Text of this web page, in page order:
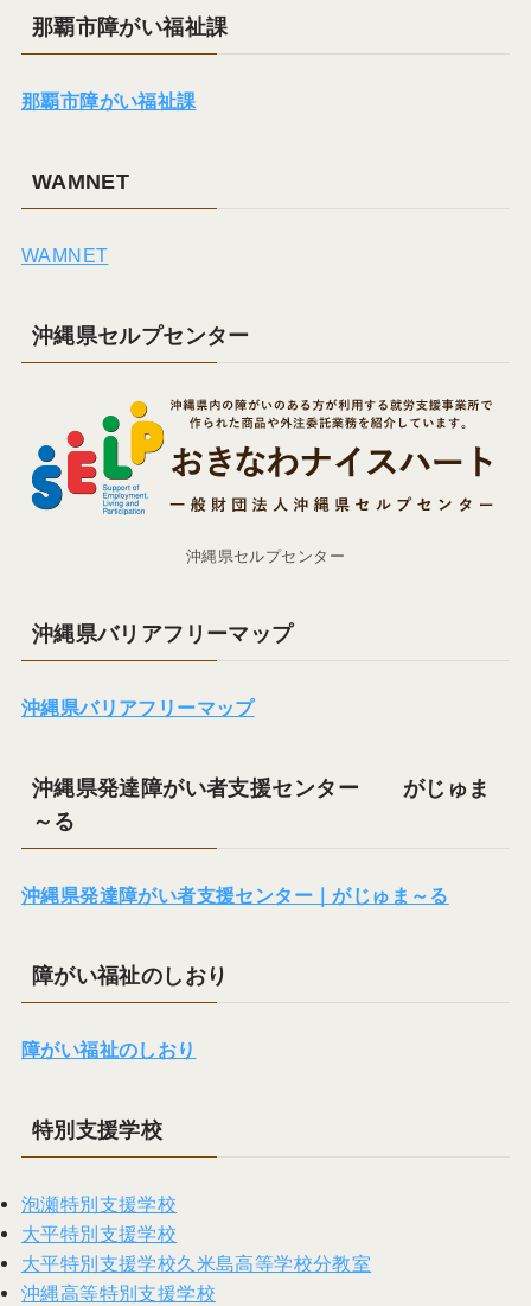
那覇市障がい福祉課
那覇市障がい福祉課
WAMNET
WAMNET
沖縄県セルプセンター
沖縄県セルプセンター
沖縄県バリアフリーマップ
沖縄県バリアフリーマップ
沖縄県発達障がい者支援センター がじゅま
～る
沖縄県発達障がい者支援センター｜がじゅま～る
障がい福祉のしおり
障がい福祉のしおり
特別支援学校
泡瀬特別支援学校
大平特別支援学校
大平特別支援学校久米島高等学校分教室
沖縄高等特別支援学校